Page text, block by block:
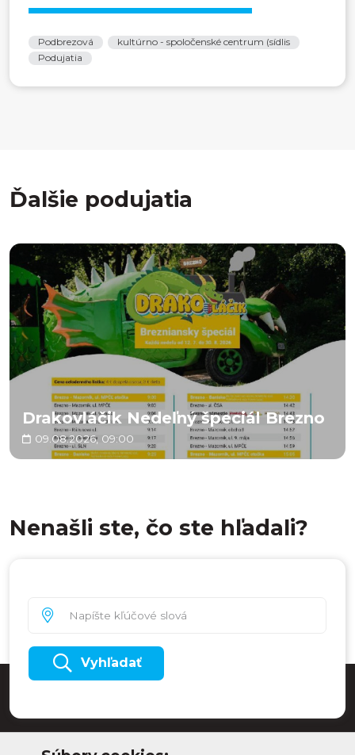
Podbrezová
kultúrno - spoločenské centrum (sídlis
Podujatia
Ďalšie podujatia
Drakovláčik Nedeľný špeciál Brezno
09.08.2026, 09:00
Nenašli ste, čo ste hľadali?
Vyhľadať